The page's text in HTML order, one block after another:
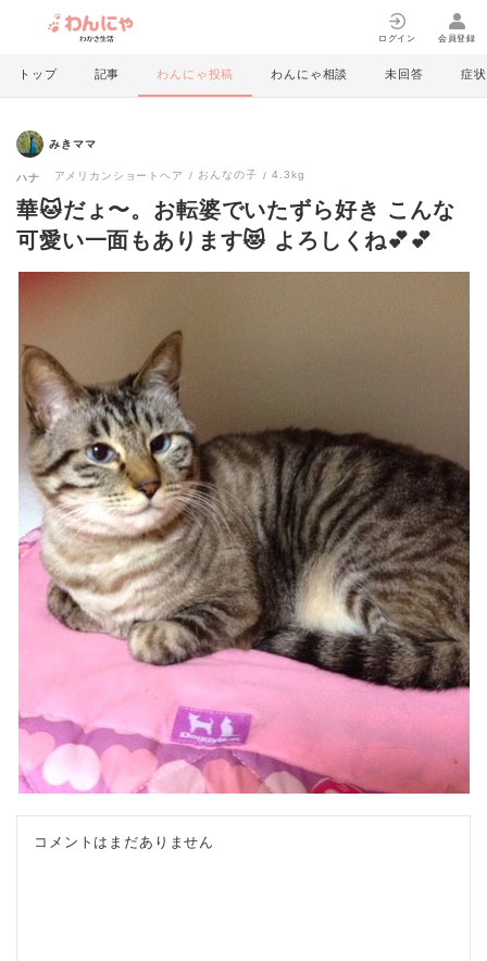
ログイン 会員登録
トップ 記事 わんにゃ投稿 わんにゃ相談 未回答 症状
みきママ
ハナ アメリカンショートヘア おんなの子 4.3kg
華🐱だょ〜。お転婆でいたずら好き こんな
可愛い一面もあります😻 よろしくね💕💕
コメントはまだありません